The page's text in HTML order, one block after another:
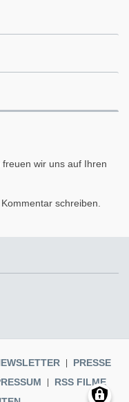
wir uns auf Ihren
schreiben.
PRESSE
RSS FILME